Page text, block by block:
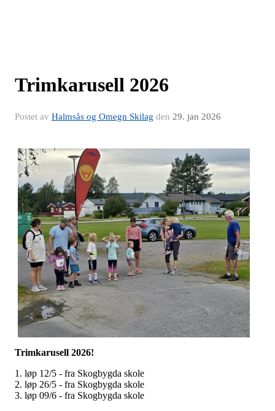
Trimkarusell 2026
Postet av Halmsås og Omegn Skilag den 29. jan 2026
Trimkarusell 2026!
1. løp 12/5 - fra Skogbygda skole
2. løp 26/5 - fra Skogbygda skole
3. løp 09/6 - fra Skogbygda skole